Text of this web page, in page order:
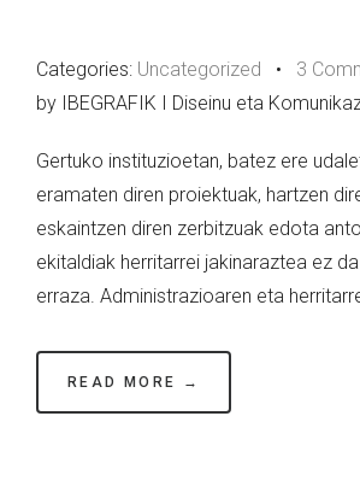
Categories: Uncategorized • 3
by IBEGRAFIK I Diseinu eta
Gertuko instituzioetan, batez ere
eramaten diren proiektuak, hartzen
eskaintzen diren zerbitzuak edota
ekitaldiak herritarrei jakinaraztea ez
erraza. Administrazioaren eta
READ MORE →